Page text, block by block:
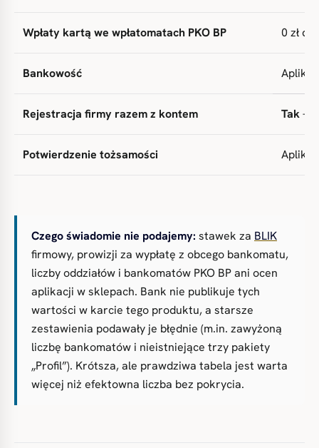
Wpłaty kartą we wpłatomatach PKO BP 0 zł
Bankowość
Rejestracja firmy razem z kontem Tak—
Potwierdzenie tożsamości
Czego świadomie nie podajemy: stawek za BLIK
firmowy, prowizji za wypłatę z obcego bankomatu,
liczby oddziałów i bankomatów PKO BP ani ocen
aplikacji w sklepach. Bank nie publikuje tych
wartości w karcie tego produktu, a starsze
zestawienia podawały je błędnie (m.in. zawyżoną
liczbę bankomatów i nieistniejące trzy pakiety
„Profil”). Krótsza, ale prawdziwa tabela jest warta
więcej niż efektowna liczba bez pokrycia.